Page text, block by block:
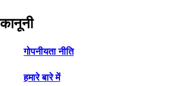
कानूनी
गोपनीयता नीति
हमारे बारे में